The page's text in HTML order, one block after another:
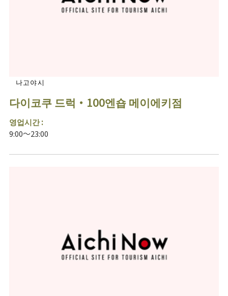
나고야시
다이코쿠 드럭・100엔숍 메이에키점
영업시간 :
9:00～23:00